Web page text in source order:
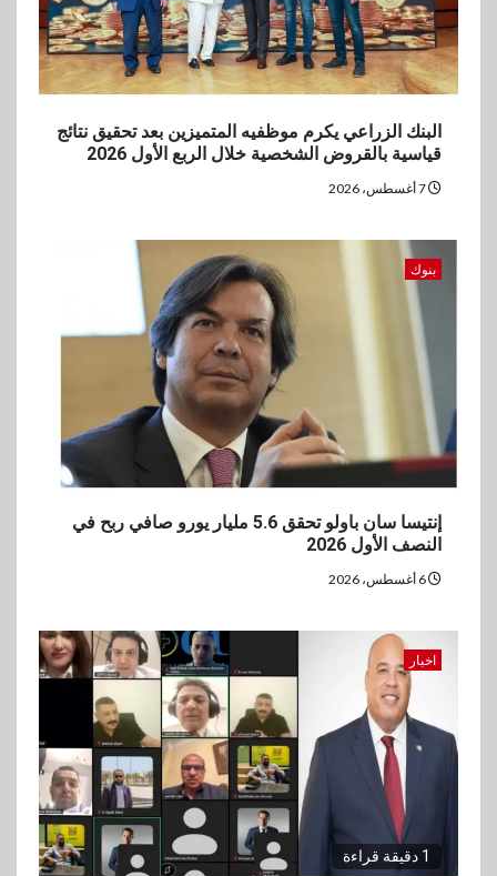
البنك الزراعي يكرم موظفيه المتميزين بعد تحقيق نتائج
قياسية بالقروض الشخصية خلال الربع الأول 2026
بنوك
إنتيسا سان باولو تحقق 5.6 مليار يورو صافي ربح في
النصف الأول 2026
اخبار
1 دقيقة قراءة